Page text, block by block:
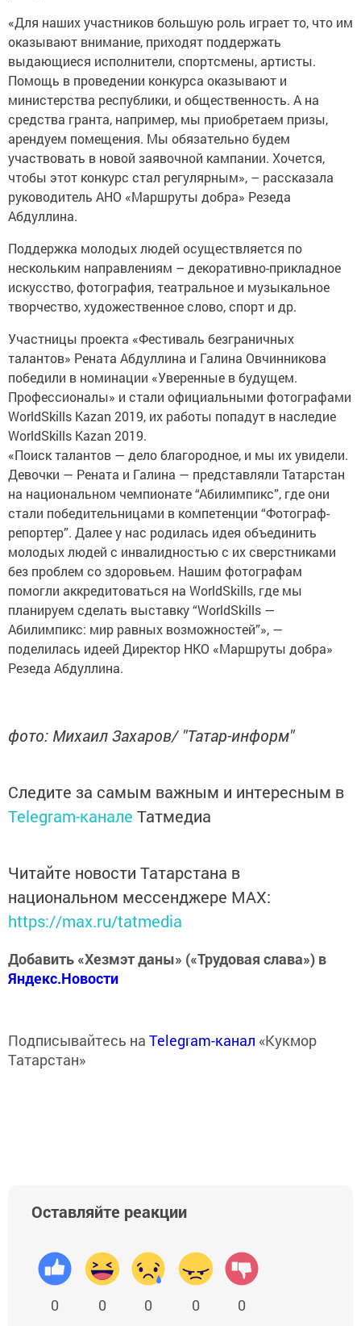
«Для наших участников большую роль играет то, что им
оказывают внимание, приходят поддержать
выдающиеся исполнители, спортсмены, артисты.
Помощь в проведении конкурса оказывают и
министерства республики, и общественность. А на
средства гранта, например, мы приобретаем призы,
арендуем помещения. Мы обязательно будем
участвовать в новой заявочной кампании. Хочется,
чтобы этот конкурс стал регулярным», – рассказала
руководитель АНО «Маршруты добра» Резеда
Абдуллина.
Поддержка молодых людей осуществляется по
нескольким направлениям – декоративно-прикладное
искусство, фотография, театральное и музыкальное
творчество, художественное слово, спорт и др.
Участницы проекта «Фестиваль безграничных
талантов» Рената Абдуллина и Галина Овчинникова
победили в номинации «Уверенные в будущем.
Профессионалы» и стали официальными фотографами
WorldSkills Kazan 2019, их работы попадут в наследие
WorldSkills Kazan 2019.
«Поиск талантов — дело благородное, и мы их увидели.
Девочки — Рената и Галина — представляли Татарстан
на национальном чемпионате “Абилимпикс”, где они
стали победительницами в компетенции “Фотограф-
репортер”. Далее у нас родилась идея объединить
молодых людей с инвалидностью с их сверстниками
без проблем со здоровьем. Нашим фотографам
помогли аккредитоваться на WorldSkills, где мы
планируем сделать выставку “WorldSkills —
Абилимпикс: мир равных возможностей”», —
поделилась идеей Директор НКО «Маршруты добра»
Резеда Абдуллина.
фото: Михаил Захаров/ "Татар-информ"
Следите за самым важным и интересным в
Telegram-канале Татмедиа
Читайте новости Татарстана в
национальном мессенджере MАХ:
https://max.ru/tatmedia
Добавить «Хезмэт даны» («Трудовая слава») в
Яндекс.Новости
Подписывайтесь на Telegram-канал «Кукмор
Татарстан»
Оставляйте реакции
0 0 0 0 0